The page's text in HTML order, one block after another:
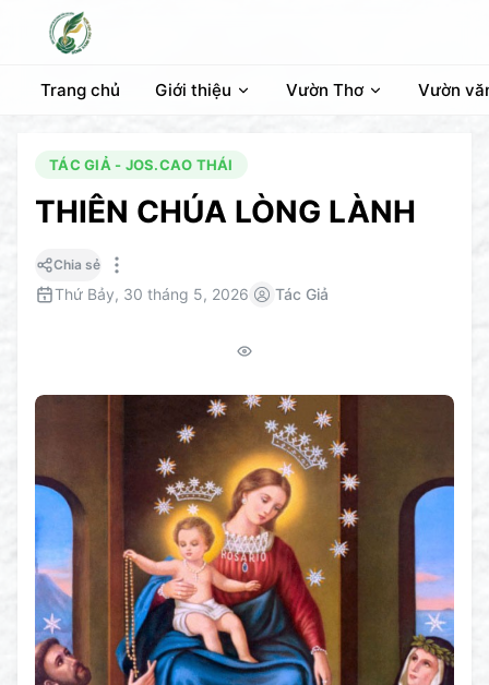
Trang chủ Giới thiệu Vườn Thơ Vườn
TÁC GIẢ - JOS.CAO THÁI
THIÊN CHÚA LÒNG LÀNH
Chia sẻ
Thứ Bảy, 30 tháng 5, 2026 Tác Giả